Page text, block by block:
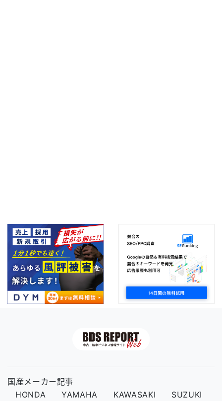
国産メーカー記事
HONDA
YAMAHA KAWASAKI SUZUKI